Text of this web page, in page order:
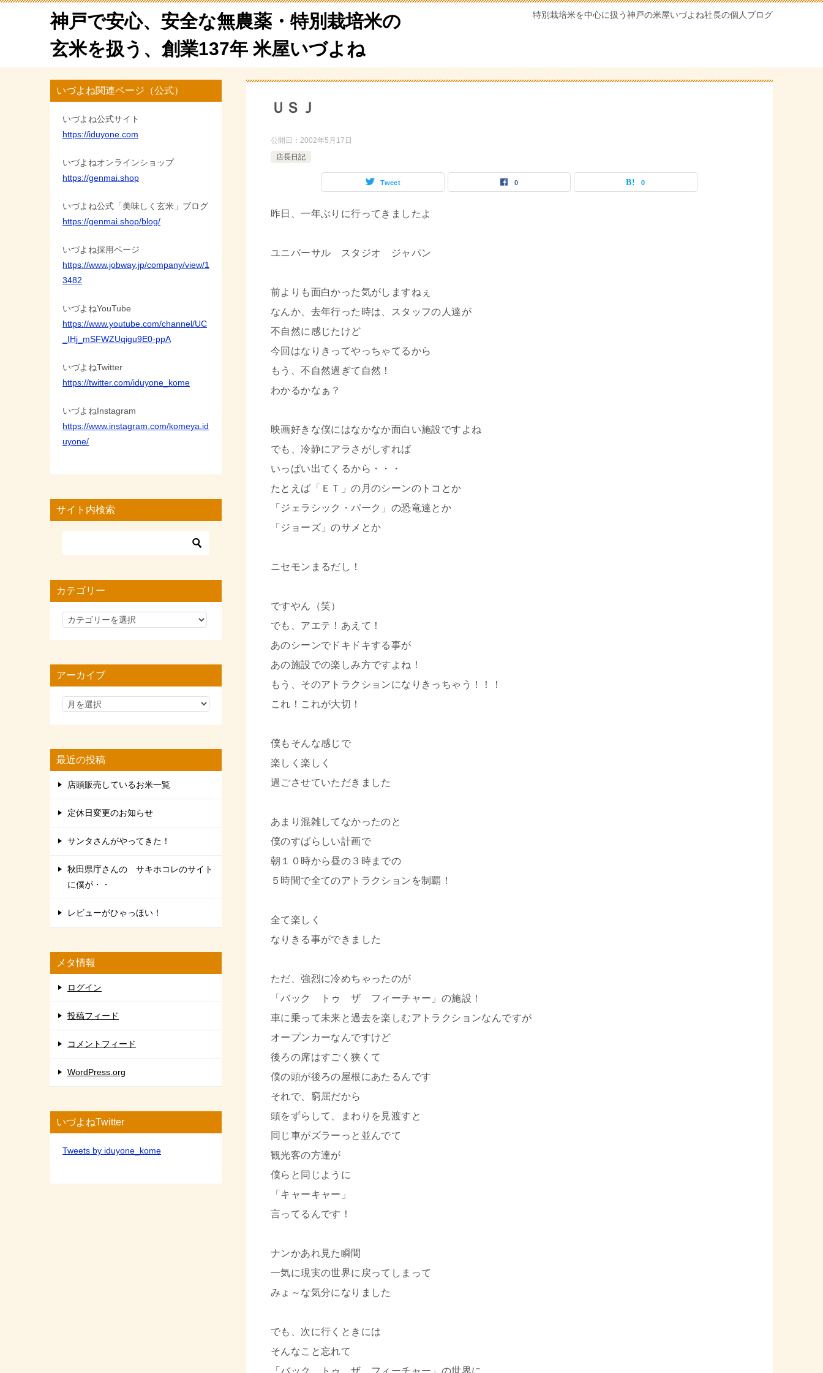
神戸で安心、安全な無農薬・特別栽培米の
玄米を扱う、創業137年 米屋いづよね
特別栽培米を中心に扱う神戸の米屋いづよね社長の個人ブログ
ＵＳＪ
公開日： 2002年5月17日
店長日記
Tweet 0 0
昨日、一年ぶりに行ってきましたよ
ユニバーサル スタジオ ジャパン
前よりも面白かった気がしますねぇ
なんか、去年行った時は、スタッフの人達が
不自然に感じたけど
今回はなりきってやっちゃてるから
もう、不自然過ぎて自然！
わかるかなぁ？
映画好きな僕にはなかなか面白い施設ですよね
でも、冷静にアラさがしすれば
いっぱい出てくるから・・・
たとえば「ＥＴ」の月のシーンのトコとか
「ジェラシック・パーク」の恐竜達とか
「ジョーズ」のサメとか
ニセモンまるだし！
ですやん（笑）
でも、アエテ！あえて！
あのシーンでドキドキする事が
あの施設での楽しみ方ですよね！
もう、そのアトラクションになりきっちゃう！！！
これ！これが大切！
僕もそんな感じで
楽しく楽しく
過ごさせていただきました
あまり混雑してなかったのと
僕のすばらしい計画で
朝１０時から昼の３時までの
５時間で全てのアトラクションを制覇！
全て楽しく
なりきる事ができました
ただ、強烈に冷めちゃったのが
「バック トゥ ザ フィーチャー」の施設！
車に乗って未来と過去を楽しむアトラクションなんですが
オープンカーなんですけど
後ろの席はすごく狭くて
僕の頭が後ろの屋根にあたるんです
それで、窮屈だから
頭をずらして、まわりを見渡すと
同じ車がズラーっと並んでて
観光客の方達が
僕らと同じように
「キャーキャー」
言ってるんです！
ナンかあれ見た瞬間
一気に現実の世界に戻ってしまって
みょ～な気分になりました
でも、次に行くときには
そんなこと忘れて
「バック トゥ ザ フィーチャー」の世界に
いづよね関連ページ（公式）
いづよね公式サイト
https://iduyone.com
いづよねオンラインショップ
https://genmai.shop
いづよね公式「美味しく玄米」ブログ
https://genmai.shop/blog/
いづよね採用ページ
https://www.jobway.jp/company/view/1
3482
いづよねYouTube
https://www.youtube.com/channel/UC
_IHj_mSFWZUqigu9E0-ppA
いづよねTwitter
https://twitter.com/iduyone_kome
いづよねInstagram
https://www.instagram.com/komeya.id
uyone/
サイト内検索
カテゴリー
カ
リ
アーカイブ
最近の投稿
店頭販売しているお米一覧
定休日変更のお知らせ
サンタさんがやってきた！
秋田県庁さんの サキホコレのサイト
に僕が・・
レビューがひゃっほい！
メタ情報
ログイン
投稿フィード
コメントフィード
WordPress.org
いづよねTwitter
Tweets by iduyone_kome